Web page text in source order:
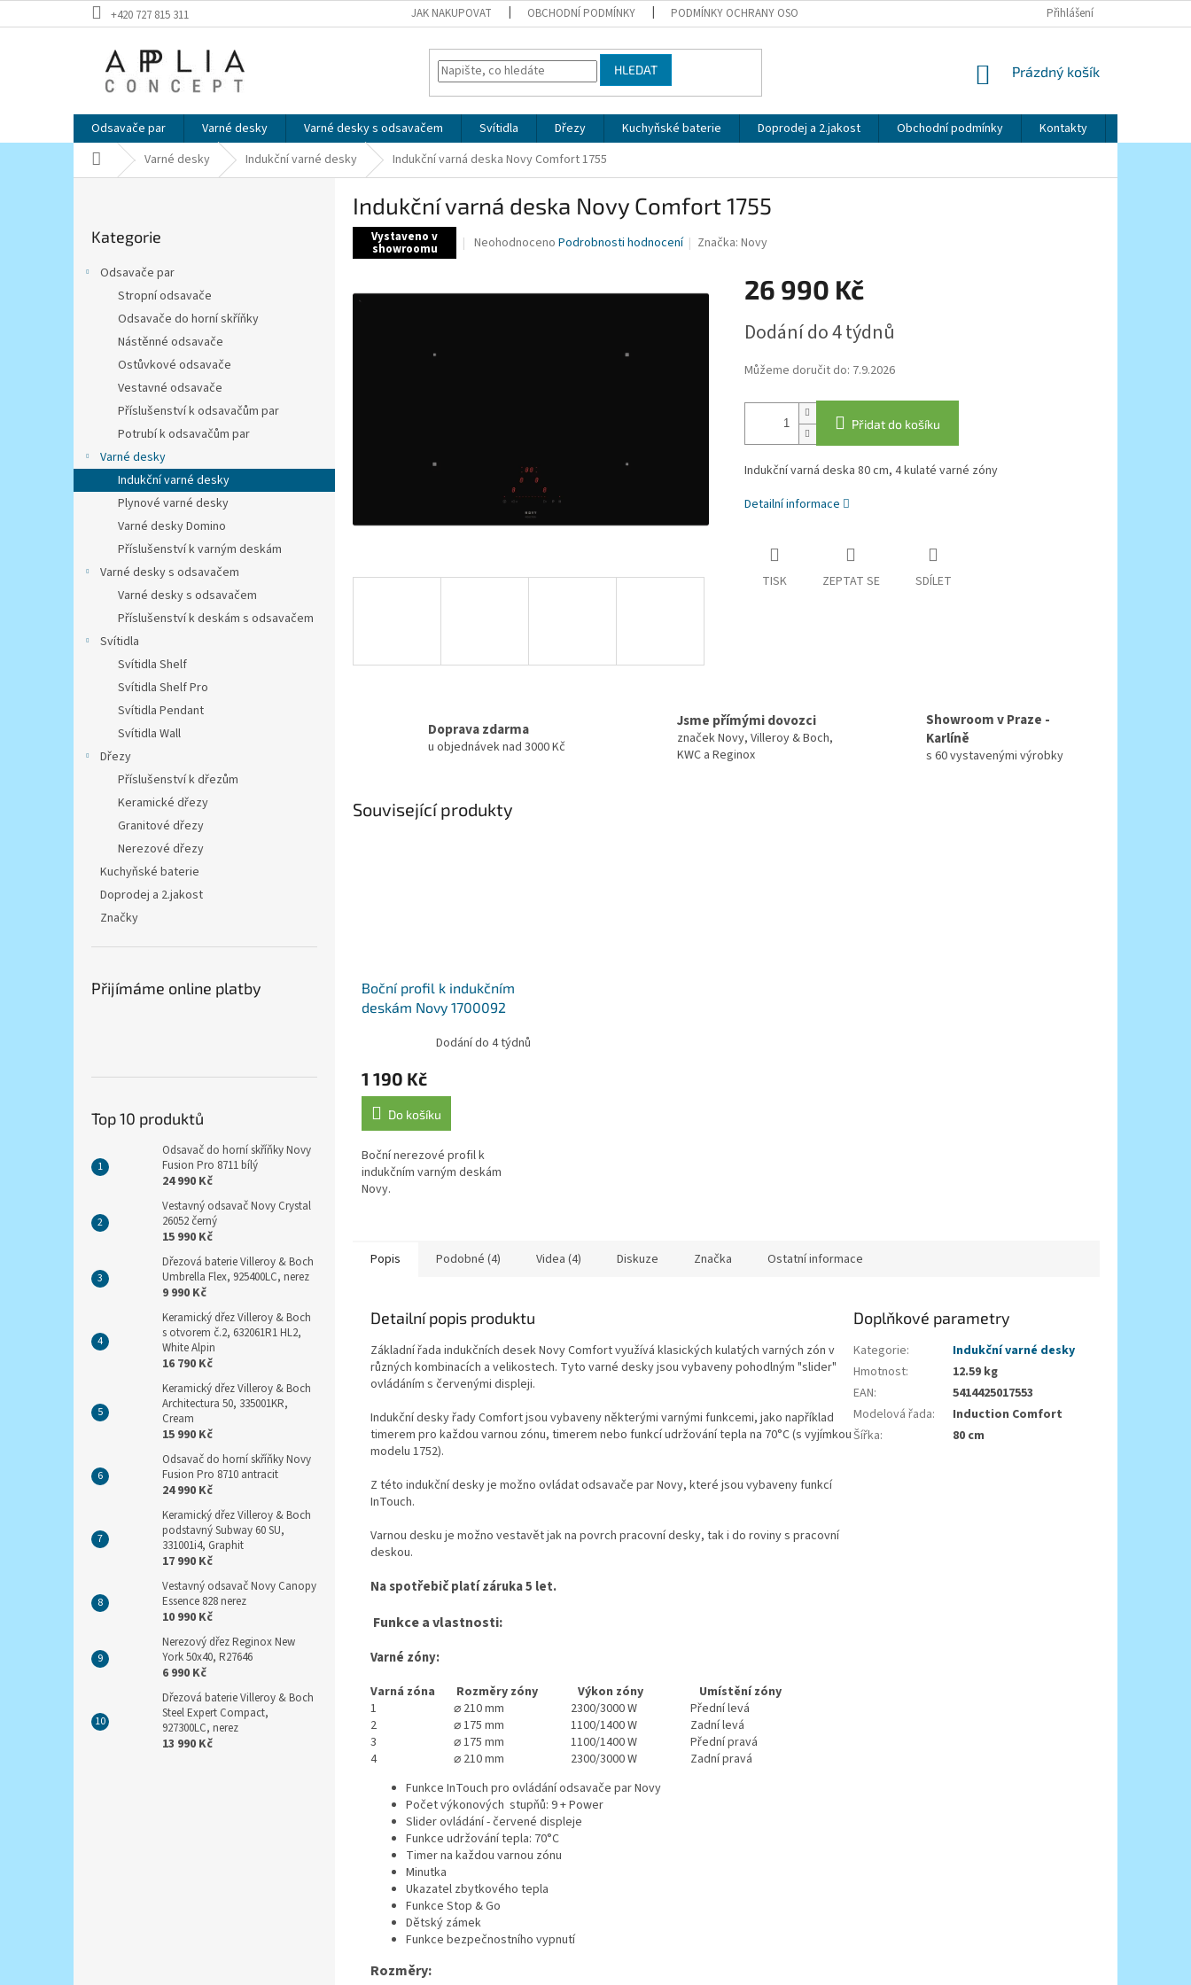
na
+420 727 815 311 JAK NAKUPOVAT OBCHODNÍ PODMÍNKY PODMÍNKY OCHRANY OSOBNÍCH ÚDAJŮ Přihlášení
HLEDAT
NÁKUPNÍ
Prázdný košík
Odsavače par Varné desky Varné desky s odsavačem Svítidla Dřezy Kuchyňské baterie Doprodej a 2.jakost Obchodní podmínky Kontakty
Domů Varné desky Indukční varné desky Indukční varná deska Novy Comfort 1755
kategorie
Kategorie
Odsavače par
Stropní odsavače
Odsavače do horní skříňky
Nástěnné odsavače
Ostůvkové odsavače
Vestavné odsavače
Příslušenství k odsavačům par
Potrubí k odsavačům par
Varné desky
Indukční varné desky
Plynové varné desky
Varné desky Domino
Příslušenství k varným deskám
Varné desky s odsavačem
Varné desky s odsavačem
Příslušenství k deskám s odsavačem
Svítidla
Svítidla Shelf
Svítidla Shelf Pro
Svítidla Pendant
Svítidla Wall
Dřezy
Příslušenství k dřezům
Keramické dřezy
Granitové dřezy
Nerezové dřezy
Kuchyňské baterie
Doprodej a 2.jakost
Značky
Přijímáme online platby
Top 10 produktů
Odsavač do horní skříňky Novy
Fusion Pro 8711 bílý
24 990 Kč
Vestavný odsavač Novy Crystal
26052 černý
15 990 Kč
Dřezová baterie Villeroy & Boch
Umbrella Flex, 925400LC, nerez
9 990 Kč
Keramický dřez Villeroy & Boch
s otvorem č.2, 632061R1 HL2,
White Alpin
16 790 Kč
Keramický dřez Villeroy & Boch
Architectura 50, 335001KR,
Cream
15 990 Kč
Odsavač do horní skříňky Novy
Fusion Pro 8710 antracit
24 990 Kč
Keramický dřez Villeroy & Boch
podstavný Subway 60 SU,
331001i4, Graphit
17 990 Kč
Vestavný odsavač Novy Canopy
Essence 828 nerez
10 990 Kč
Nerezový dřez Reginox New
York 50x40, R27646
6 990 Kč
Dřezová baterie Villeroy & Boch
Steel Expert Compact,
927300LC, nerez
13 990 Kč
Indukční varná deska Novy Comfort 1755
Vystaveno v
showroomu
Průměrné
je
Neohodnoceno Podrobnosti hodnocení Značka:Novy
26 990 Kč
cena:
Dodání do 4 týdnů
Můžeme doručit do: 7.9.2026
Přidat do košíku
Indukční varná deska 80 cm, 4 kulaté varné zóny
Detailní informace
TISK ZEPTAT SE SDÍLET
Doprava zdarma
u objednávek nad 3000 Kč
Jsme přímými dovozci
značek Novy, Villeroy & Boch,
KWC a Reginox
Showroom v Praze -
Karlíně
s 60 vystavenými výrobky
Související produkty
Boční profil k indukčním
deskám Novy 1700092
Dodání do 4 týdnů
1 190 Kč
Do košíku
Boční nerezové profil k
indukčním varným deskám
Novy.
Popis Podobné (4) Videa (4) Diskuze Značka Ostatní informace
Detailní popis produktu
Základní řada indukčních desek Novy Comfort využívá klasických kulatých varných zón v
různých kombinacích a velikostech. Tyto varné desky jsou vybaveny pohodlným "slider"
ovládáním s červenými displeji.
Indukční desky řady Comfort jsou vybaveny některými varnými funkcemi, jako například
timerem pro každou varnou zónu, timerem nebo funkcí udržování tepla na 70°C (s vyjímkou
modelu 1752).
Z této indukční desky je možno ovládat odsavače par Novy, které jsou vybaveny funkcí
InTouch.
Varnou desku je možno vestavět jak na povrch pracovní desky, tak i do roviny s pracovní
deskou.
Na spotřebič platí záruka 5 let.
Funkce a vlastnosti:
Varné zóny:
Varná zóna Rozměry zóny Výkon zóny Umístění zóny
1 ⌀ 210 mm 2300/3000 W Přední levá
2 ⌀ 175 mm 1100/1400 W Zadní levá
3 ⌀175 mm 1100/1400 W Přední pravá
4 ⌀ 210 mm 2300/3000 W Zadní pravá
Funkce InTouch pro ovládání odsavače par Novy
Počet výkonových stupňů: 9 + Power
Slider ovládání - červené displeje
Funkce udržování tepla: 70°C
Timer na každou varnou zónu
Minutka
Ukazatel zbytkového tepla
Funkce Stop & Go
Dětský zámek
Funkce bezpečnostního vypnutí
Rozměry:
Doplňkové parametry
Kategorie:
Indukční varné desky
Hmotnost:
12.59 kg
EAN:
5414425017553
Modelová řada:
Induction Comfort
Šířka: 80 cm